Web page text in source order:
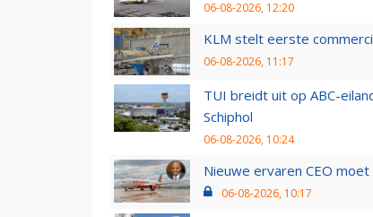
06-08-2026, 12:20
KLM stelt eerste
06-08-2026, 11:17
TUI breidt uit op ABC-
Schiphol
06-08-2026, 10:24
Nieuwe ervaren CEO
06-08-2026, 10:17